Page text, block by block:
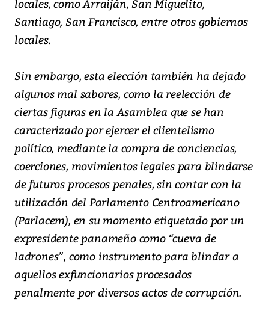
locales, como Arraiján, San Miguelito,
Santiago, San Francisco, entre otros gobiernos
locales.
Sin embargo, esta elección también ha dejado
algunos mal sabores, como la reelección de
ciertas figuras en la Asamblea que se han
caracterizado por ejercer el clientelismo
político, mediante la compra de conciencias,
coerciones, movimientos legales para blindarse
de futuros procesos penales, sin contar con la
utilización del Parlamento Centroamericano
(Parlacem), en su momento etiquetado por un
expresidente panameño como “cueva de
ladrones”, como instrumento para blindar a
aquellos exfuncionarios procesados
penalmente por diversos actos de corrupción.